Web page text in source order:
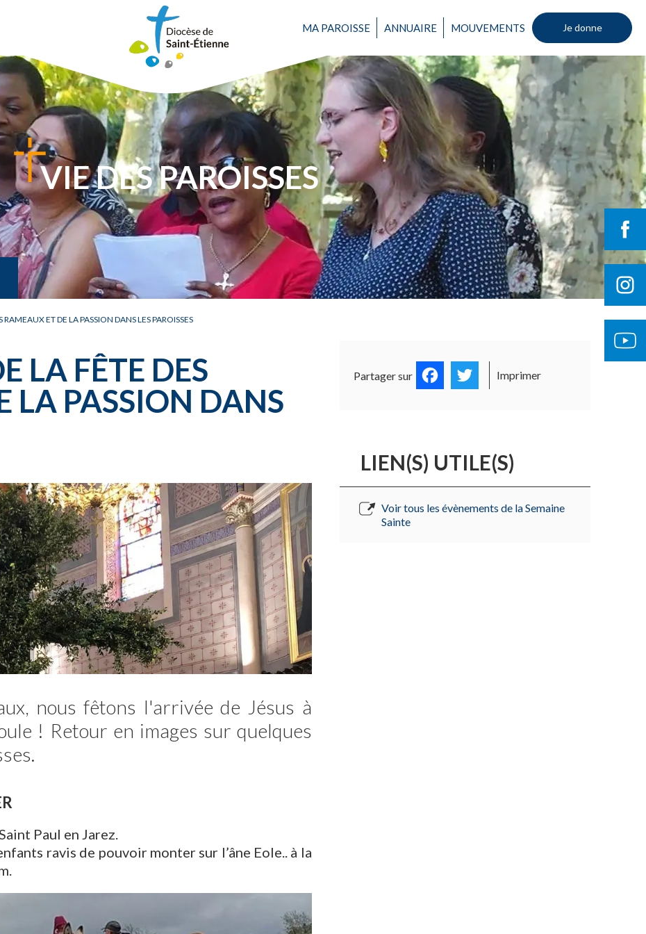
MA PAROISSE ANNUAIRE MOUVEMENTS Je donne
VIE DES PAROISSES
CARNET OFFICIEL ÉGLISE
ET DE LA PASSION DANS LES PAROISSES
LA FÊTE DES
LA PASSION DANS
nous fêtons l'arrivée de Jésus à
! Retour en images sur quelques
Paul en Jarez.
ravis de pouvoir monter sur l’âne Eole.. à la
Partager sur FacebookTwitter
Imprimer
LIEN(S) UTILE(S)
Voir tous les évènements de la Semaine
Sainte